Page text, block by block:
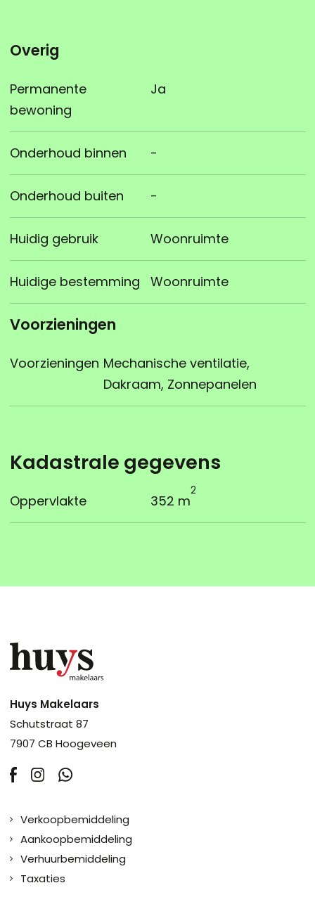
Overig
Permanente
bewoning
Ja
Onderhoud binnen -
Onderhoud buiten -
Huidig gebruik Woonruimte
Huidige bestemming Woonruimte
Voorzieningen
Voorzieningen Mechanische ventilatie,
Dakraam, Zonnepanelen
Kadastrale gegevens
Oppervlakte 352 m
2
Huys Makelaars
Schutstraat 87
7907 CB Hoogeveen
Verkoopbemiddeling
Aankoopbemiddeling
Verhuurbemiddeling
Taxaties